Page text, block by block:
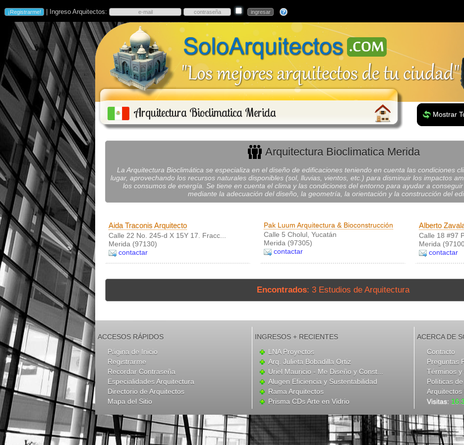
| Ingreso Arquitectos:
Arquitectura Bioclimatica Merida Mostrar
Arquitectura Bioclimatica Merida
La Arquitectura Bioclimática se especializa en el diseño de edificaciones teniendo en cuenta las condiciones
lugar, aprovechando los recursos naturales disponibles (sol, lluvias, vientos, etc.) para disminuir los impactos
los consumos de energía. Se tiene en cuenta el clima y las condiciones del entorno para ayudar a
mediante la adecuación del diseño, la geometría, la orientación y la construcción del
Aida Traconis Arquitecto
Calle 22 No. 245-d X 15Y 17. Fracc...
Merida (97130)
contactar
Pak Luum Arquitectura & Bioconstrucción
Calle 5 Cholul, Yucatán
Merida (97305)
contactar
Alberto
Calle 18 #97
Merida
contactar
Encontrados: 3 Estudios de Arquitectura
ACCESOS RÁPIDOS
Página de Inicio
Registrarme
Recordar Contraseña
Especialidades Arquitectura
Directorio de Arquitectos
Mapa del Sitio
INGRESOS + RECIENTES
LNA Proyectos
Arq. Julieta Bobadilla Ortiz
Uriel Mauricio - Me Diseño y Const...
Alugen Eficiencia y Sustentabilidad
Rama Arquitectos
Prisma CDs Arte en Vidrio
ACERCA DE
Contacto
Preguntas
Términos y
Políticas
Arquitectos
Visitas: